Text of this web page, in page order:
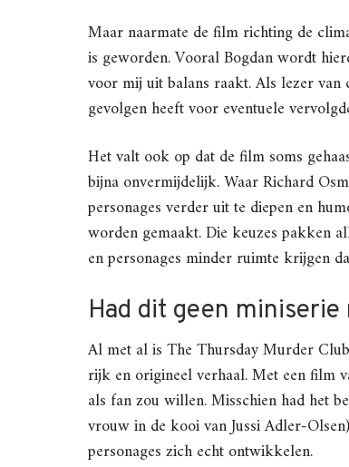
Maar naarmate de film richting de
is geworden. Vooral Bogdan wordt
voor mij uit balans raakt. Als lezer
gevolgen heeft voor eventuele
Het valt ook op dat de film soms
bijna onvermijdelijk. Waar Richard
personages verder uit te diepen en
worden gemaakt. Die keuzes pakken
en personages minder ruimte krijgen
Had dit geen
Al met al is The Thursday Murder
rijk en origineel verhaal. Met een film
als fan zou willen. Misschien had het
vrouw in de kooi van Jussi Adler-
personages zich echt ontwikkelen.